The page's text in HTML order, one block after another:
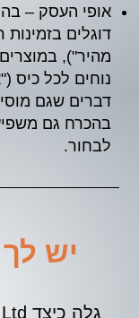
אופי העסק –
דוגלים
מהיר"),
נוחים לכל כיס
דברים שגם
בהכרח גם
לבחור.
יש